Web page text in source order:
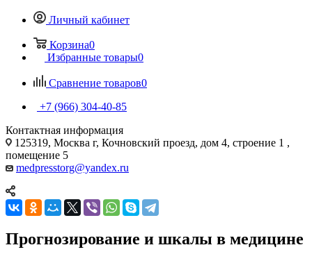
Личный кабинет
Корзина0
Избранные товары0
Сравнение товаров0
+7 (966) 304-40-85
Контактная информация
125319, Москва г, Кочновский проезд, дом 4, строение 1 ,
помещение 5
medpresstorg@yandex.ru
Прогнозирование и шкалы в медицине